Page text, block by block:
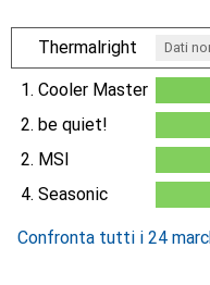
Thermalright Dati
1. Cooler Master
2. be quiet!
2. MSI
4. Seasonic
Confronta tutti i 24